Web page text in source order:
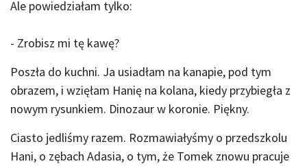
Ale powiedziałam tylko:
- Zrobisz mi tę kawę?
Poszła do kuchni. Ja usiadłam na kanapie, pod tym
obrazem, i wzięłam Hanię na kolana, kiedy przybiegła z
nowym rysunkiem. Dinozaur w koronie. Piękny.
Ciasto jedliśmy razem. Rozmawiałyśmy o przedszkolu
Hani, o zębach Adasia, o tym, że Tomek znowu pracuje